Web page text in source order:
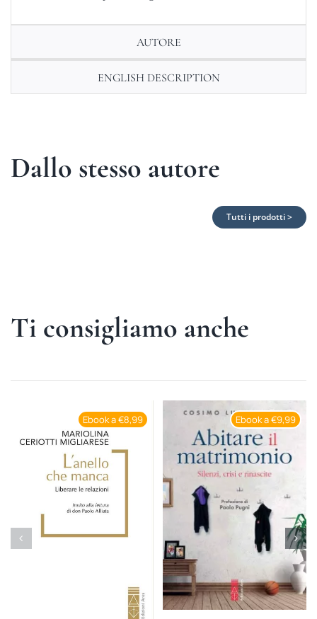
AUTORE
ENGLISH DESCRIPTION
Dallo stesso autore
Tutti i prodotti >
Ti consigliamo anche
Ebook a €8,99 Ebook a €9,99